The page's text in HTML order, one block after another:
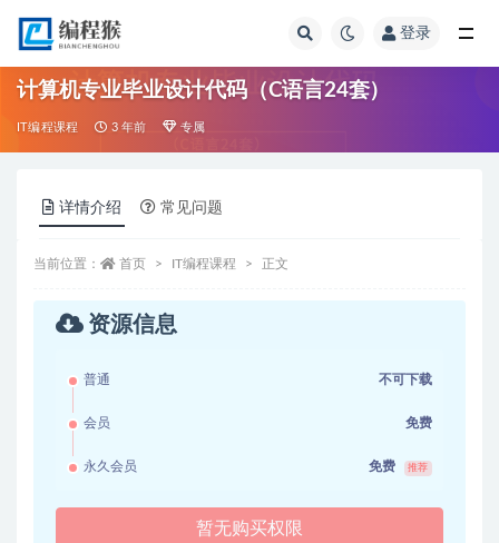
登录
计算机专业毕业设计代码（C语言24套）
IT编程课程 3 年前 专属
详情介绍 常见问题
当前位置： 首页 IT编程课程 正文
资源信息
普通 不可下载
会员 免费
永久会员 免费 推荐
暂无购买权限